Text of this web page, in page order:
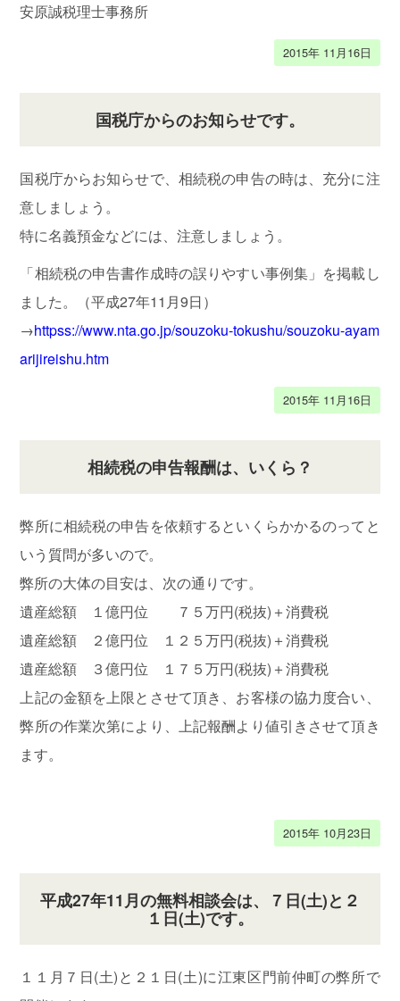
所
安原誠税理士事務所
2015年 11月16日
国税庁からのお知らせです。
国税庁からお知らせで、相続税の申告の時は、充分に注
意しましょう。
特に名義預金などには、注意しましょう。
「相続税の申告書作成時の誤りやすい事例集」を掲載し
ました。（平成27年11月9日）
→httpss://www.nta.go.jp/souzoku-tokushu/souzoku-ayam
arijireishu.htm
2015年 11月16日
相続税の申告報酬は、いくら？
弊所に相続税の申告を依頼するといくらかかるのってと
いう質問が多いので。
弊所の大体の目安は、次の通りです。
遺産総額 １億円位 ７５万円(税抜)＋消費税
遺産総額 ２億円位 １２５万円(税抜)＋消費税
遺産総額 ３億円位 １７５万円(税抜)＋消費税
上記の金額を上限とさせて頂き、お客様の協力度合い、
弊所の作業次第により、上記報酬より値引きさせて頂き
ます。
2015年 10月23日
平成27年11月の無料相談会は、７日(土)と２
１日(土)です。
１１月７日(土)と２１日(土)に江東区門前仲町の弊所で